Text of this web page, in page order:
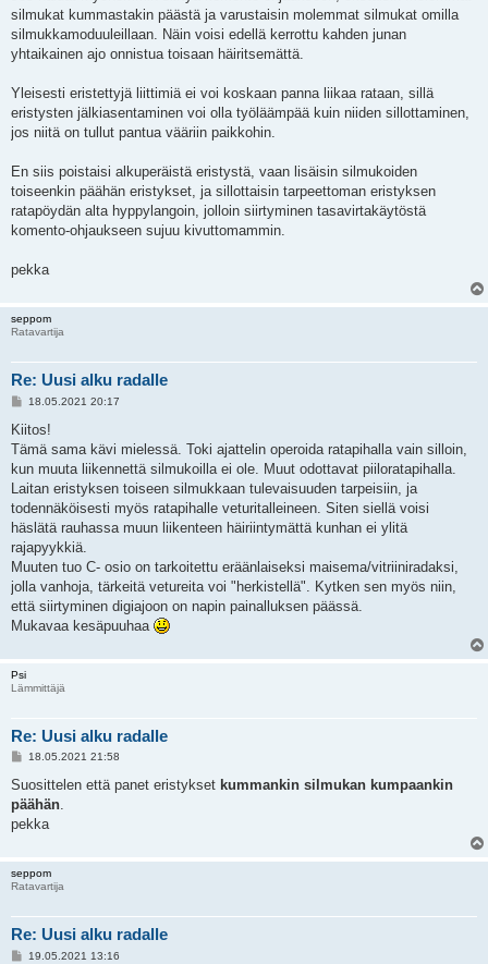
silmukat kummastakin päästä ja varustaisin molemmat silmukat omilla
silmukkamoduuleillaan. Näin voisi edellä kerrottu kahden junan
yhtaikainen ajo onnistua toisaan häiritsemättä.
Yleisesti eristettyjä liittimiä ei voi koskaan panna liikaa rataan, sillä
eristysten jälkiasentaminen voi olla työläämpää kuin niiden sillottaminen,
jos niitä on tullut pantua vääriin paikkohin.
En siis poistaisi alkuperäistä eristystä, vaan lisäisin silmukoiden
toiseenkin päähän eristykset, ja sillottaisin tarpeettoman eristyksen
ratapöydän alta hyppylangoin, jolloin siirtyminen tasavirtakäytöstä
komento-ohjaukseen sujuu kivuttomammin.
pekka
seppom
Ratavartija
Re: Uusi alku radalle
V
e
t
i
18.05.2021 20:17
Kiitos!
Tämä sama kävi mielessä. Toki ajattelin operoida ratapihalla vain silloin,
kun muuta liikennettä silmukoilla ei ole. Muut odottavat piiloratapihalla.
Laitan eristyksen toiseen silmukkaan tulevaisuuden tarpeisiin, ja
todennäköisesti myös ratapihalle veturitalleineen. Siten siellä voisi
häslätä rauhassa muun liikenteen häiriintymättä kunhan ei ylitä
rajapyykkiä.
Muuten tuo C- osio on tarkoitettu eräänlaiseksi maisema/vitriiniradaksi,
jolla vanhoja, tärkeitä vetureita voi "herkistellä". Kytken sen myös niin,
että siirtyminen digiajoon on napin painalluksen päässä.
Mukavaa kesäpuuhaa
Psi
Lämmittäjä
Re: Uusi alku radalle
V
e
t
i
18.05.2021 21:58
Suosittelen että panet eristykset kummankin silmukan kumpaankin
päähän.
pekka
seppom
Ratavartija
Re: Uusi alku radalle
V19.05.2021 13:16